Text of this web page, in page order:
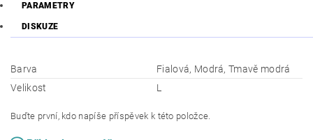
PARAMETRY
DISKUZE
Barva
Fialová, Modrá, Tmavě modrá
Velikost
L
Buďte první, kdo napíše příspěvek k této položce.